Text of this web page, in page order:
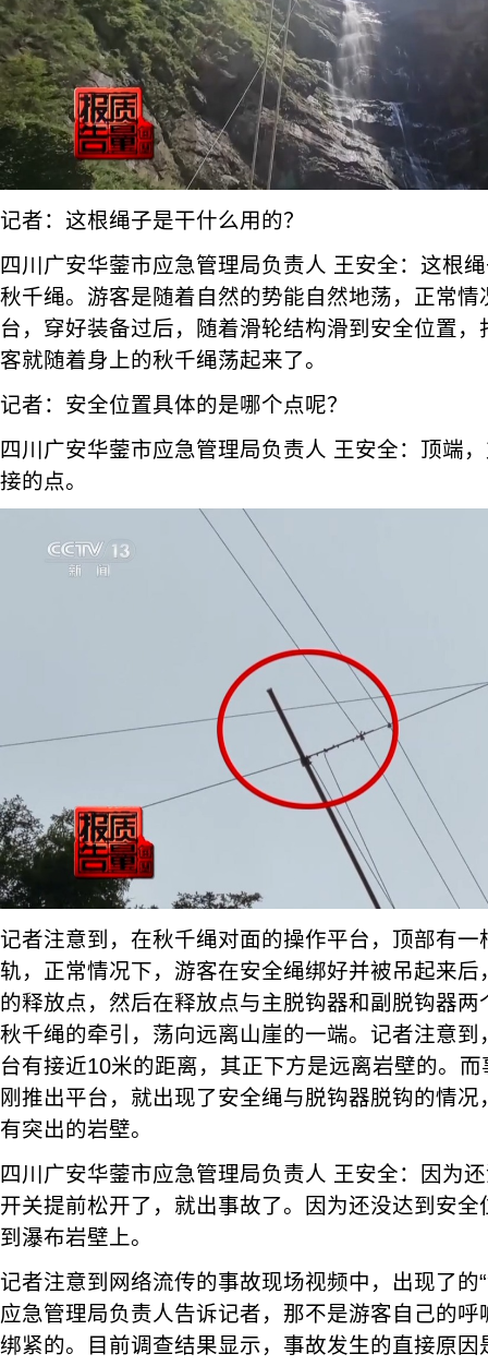
记者：这根绳子是干什么用的？
四川广安华蓥市应急管理局负责人 王安全：这根
秋千绳。游客是随着自然的势能自然地荡，正常情
台，穿好装备过后，随着滑轮结构滑到安全位置
客就随着身上的秋千绳荡起来了。
记者：安全位置具体的是哪个点呢？
四川广安华蓥市应急管理局负责人 王安全：顶端
接的点。
记者注意到，在秋千绳对面的操作平台，顶部有
轨，正常情况下，游客在安全绳绑好并被吊起来
的释放点，然后在释放点与主脱钩器和副脱钩器
秋千绳的牵引，荡向远离山崖的一端。记者注意
台有接近10米的距离，其正下方是远离岩壁的。
刚推出平台，就出现了安全绳与脱钩器脱钩的情
有突出的岩壁。
四川广安华蓥市应急管理局负责人 王安全：因为
开关提前松开了，就出事故了。因为还没达到安
到瀑布岩壁上。
记者注意到网络流传的事故现场视频中，出现了的
应急管理局负责人告诉记者，那不是游客自己的
绑紧的。目前调查结果显示，事故发生的直接原